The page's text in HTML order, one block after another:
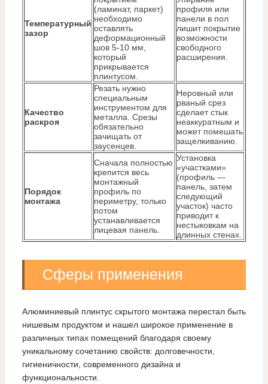
Температурный
зазор
(ламинат, паркет)
необходимо
оставлять
деформационный
шов 5-10 мм,
который
прикрывается
плинтусом.
профиля или
панели в пол
лишит покрытие
возможности
свободного
расширения.
Качество
раскроя
Резать нужно
специальным
инструментом для
металла. Срезы
обязательно
зачищать от
заусенцев.
Неровный или
рваный срез
сделает стык
неаккуратным и
может помешать
защелкиванию.
Порядок
монтажа
Сначала полностью
крепится весь
монтажный
профиль по
периметру, только
потом
устанавливается
лицевая панель.
Установка
«участками»
(профиль —
панель, затем
следующий
участок) часто
приводит к
нестыковкам на
длинных стенах.
Сферы применения
Алюминиевый плинтус скрытого монтажа перестал быть
нишевым продуктом и нашел широкое применение в
различных типах помещений благодаря своему
уникальному сочетанию свойств: долговечности,
гигиеничности, современного дизайна и
функциональности.